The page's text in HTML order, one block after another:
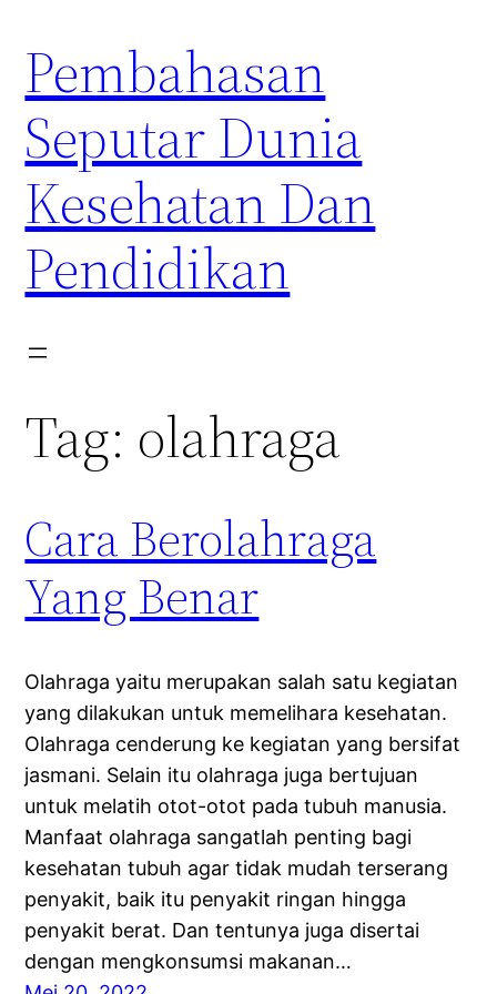
content
Pembahasan
Seputar Dunia
Kesehatan Dan
Pendidikan
Tag: olahraga
Cara Berolahraga
Yang Benar
Olahraga yaitu merupakan salah satu kegiatan
yang dilakukan untuk memelihara kesehatan.
Olahraga cenderung ke kegiatan yang bersifat
jasmani. Selain itu olahraga juga bertujuan
untuk melatih otot-otot pada tubuh manusia.
Manfaat olahraga sangatlah penting bagi
kesehatan tubuh agar tidak mudah terserang
penyakit, baik itu penyakit ringan hingga
penyakit berat. Dan tentunya juga disertai
dengan mengkonsumsi makanan…